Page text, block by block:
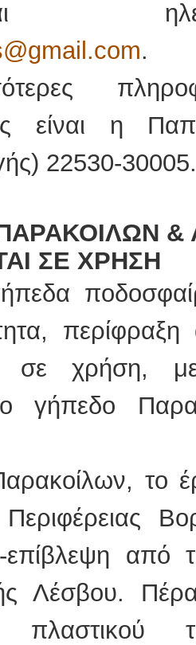
.
είναι η
22530-30005.
&
ΣΕ ΧΡΗΣΗ
σε χρήση,
γήπεδο
το
επίβλεψη από
Λέσβου.
πλαστικού